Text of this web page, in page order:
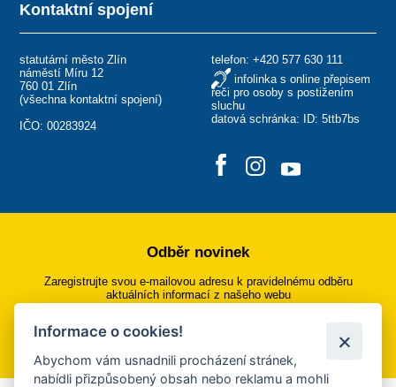
Kontaktní spojení
statutární město Zlín
náměstí Míru 12
760 01 Zlín
(všechna kontaktní spojení)
IČO: 00283924
telefon: +420 577 630 111
infolinka s online přepisem
řeči pro osoby s postižením
sluchu
datová schránka: ID: 5ttb7bs
Odběr novinek
Zaregistrujte svou e-mailovou adresu k pravidelnému odběru
aktuálních informací z našeho webu
Přihlásit se k odběru
Informace o cookies!
Abychom vám usnadnili procházení stránek,
nabídli přizpůsobený obsah nebo reklamu a mohli